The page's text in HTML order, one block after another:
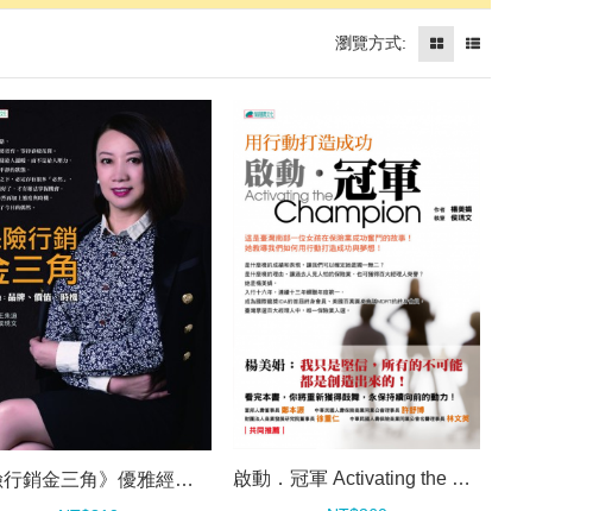
瀏覽方式:
保險行銷金三角》優雅經營：品牌、價值、時機 啟動．冠軍 Activating the Champion－用行動打造成功